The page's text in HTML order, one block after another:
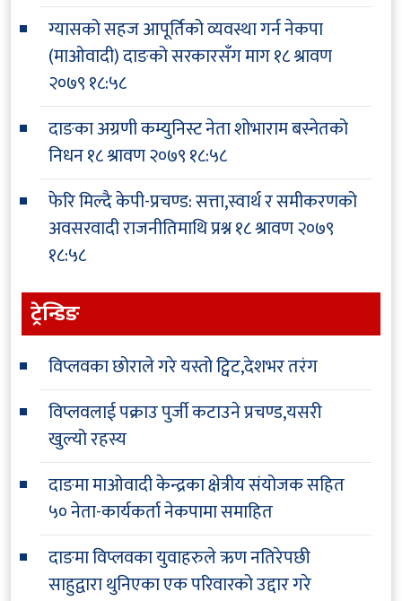
ग्यासको सहज आपूर्तिको व्यवस्था गर्न नेकपा
(माओवादी) दाङको सरकारसँग माग१८ श्रावण
२०७९ १८:५८
दाङका अग्रणी कम्युनिस्ट नेता शोभाराम बस्नेतको
निधन१८ श्रावण २०७९ १८:५८
फेरि मिल्दै केपी-प्रचण्ड: सत्ता,स्वार्थ र समीकरणको
अवसरवादी राजनीतिमाथि प्रश्न१८ श्रावण २०७९
१८:५८
ट्रेन्डिङ
विप्लवका छोराले गरे यस्तो ट्विट,देशभर तरंग
विप्लवलाई पक्राउ पुर्जी कटाउने प्रचण्ड,यसरी
खुल्यो रहस्य
दाङमा माओवादी केन्द्रका क्षेत्रीय संयोजक सहित
५० नेता-कार्यकर्ता नेकपामा समाहित
दाङमा विप्लवका युवाहरुले ऋण नतिरेपछी
साहुद्वारा थुनिएका एक परिवारको उद्दार गरे